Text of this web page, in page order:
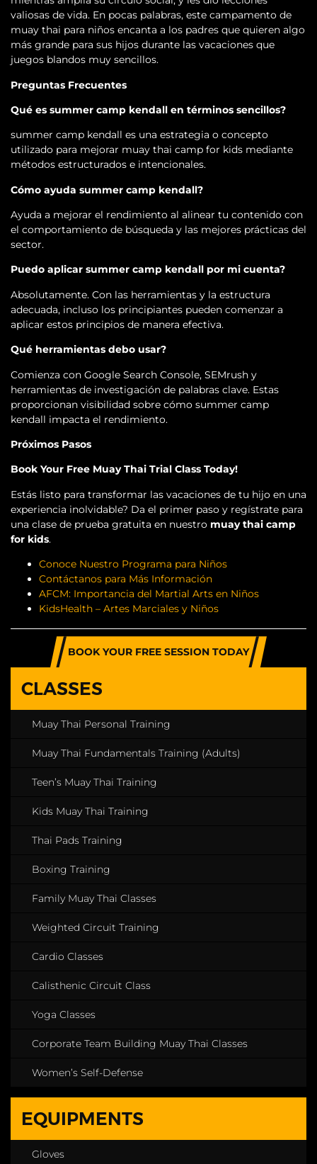
valiosas de vida. En pocas palabras, este campamento de
muay thai para niños encanta a los padres que quieren algo
más grande para sus hijos durante las vacaciones que
juegos blandos muy sencillos.
Preguntas Frecuentes
Qué es summer camp kendall en términos sencillos?
summer camp kendall es una estrategia o concepto
utilizado para mejorar muay thai camp for kids mediante
métodos estructurados e intencionales.
Cómo ayuda summer camp kendall?
Ayuda a mejorar el rendimiento al alinear tu contenido con
el comportamiento de búsqueda y las mejores prácticas del
sector.
Puedo aplicar summer camp kendall por mi cuenta?
Absolutamente. Con las herramientas y la estructura
adecuada, incluso los principiantes pueden comenzar a
aplicar estos principios de manera efectiva.
Qué herramientas debo usar?
Comienza con Google Search Console, SEMrush y
herramientas de investigación de palabras clave. Estas
proporcionan visibilidad sobre cómo summer camp
kendall impacta el rendimiento.
Próximos Pasos
Book Your Free Muay Thai Trial Class Today!
Estás listo para transformar las vacaciones de tu hijo en una
experiencia inolvidable? Da el primer paso y regístrate para
una clase de prueba gratuita en nuestro muay thai camp
for kids.
Conoce Nuestro Programa para Niños
Contáctanos para Más Información
AFCM: Importancia del Martial Arts en Niños
KidsHealth – Artes Marciales y Niños
BOOK YOUR FREE SESSION TODAY
CLASSES
Muay Thai Personal Training
Muay Thai Fundamentals Training (Adults)
Teen’s Muay Thai Training
Kids Muay Thai Training
Thai Pads Training
Boxing Training
Family Muay Thai Classes
Weighted Circuit Training
Cardio Classes
Calisthenic Circuit Class
Yoga Classes
Corporate Team Building Muay Thai Classes
Women’s Self-Defense
EQUIPMENTS
Gloves